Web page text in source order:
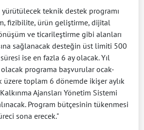
yürütülecek teknik destek programı
fizibilite, ürün geliştirme, dijital
ve ticarileştirme gibi alanları
sağlanacak desteğin üst limiti 500
ise en fazla 6 ay olacak. Yıl
olacak programa başvurular ocak-
üzere toplam 6 dönemde ikişer aylık
Ajansları Yönetim Sistemi
Program bütçesinin tükenmesi
sona erecek."